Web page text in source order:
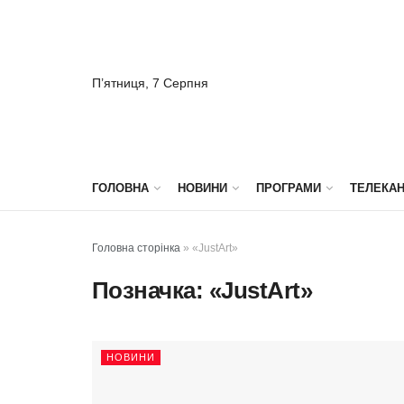
П’ятниця, 7 Серпня
ГОЛОВНА НОВИНИ ПРОГРАМИ
Головна сторінка » «JustArt»
Позначка: «JustArt»
НОВИНИ